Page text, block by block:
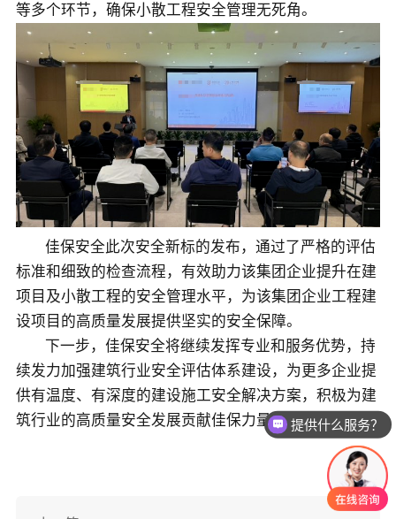
等多个环节，确保小散工程安全管理无死角。
佳保安全此次安全新标的发布，通过了严格的评估
标准和细致的检查流程，有效助力该集团企业提升在建
项目及小散工程的安全管理水平，为该集团企业工程建
设项目的高质量发展提供坚实的安全保障。
下一步，佳保安全将继续发挥专业和服务优势，持
续发力加强建筑行业安全评估体系建设，为更多企业提
供有温度、有深度的建设施工安全解决方案，积极为建
筑行业的高质量安全发展贡献佳保力量。 提供什么服务？